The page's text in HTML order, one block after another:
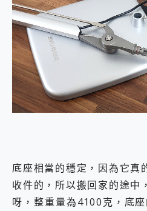
底座相當的穩定，因為它真
收件的，所以搬回家的途中
呀，整重量為4100克，底